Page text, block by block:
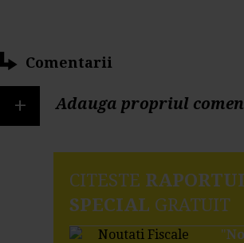
Comentarii
+ Adauga propriul
CITESTE
SPECIAL GRATUIT
"